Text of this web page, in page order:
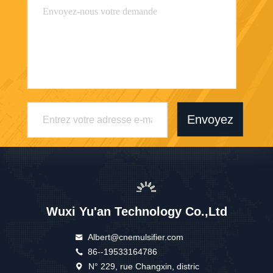
Envoyez
Wuxi Yu'an Technology Co.,Ltd
Albert@cnemulsifier.com
86--19533164786
N° 229, rue Changxin, distric